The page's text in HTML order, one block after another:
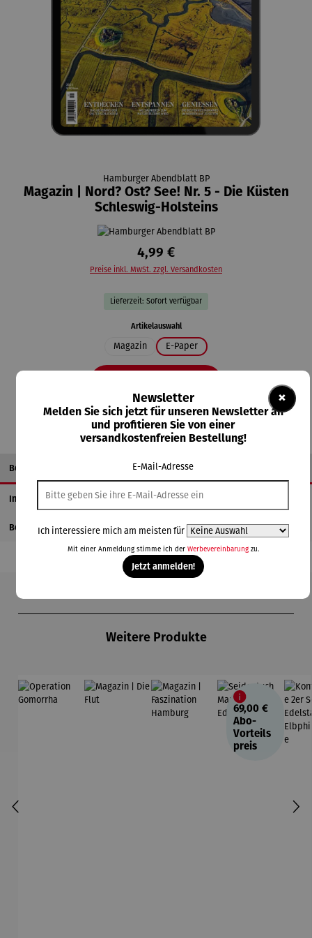
Hamburger Abendblatt BP
Magazin | Nord? Ost? See! Nr. 5 - Die Küsten
Schleswig-Holsteins
4,99 €
Preise inkl. MwSt. zzgl. Versandkosten
Lieferzeit: Sofort verfügbar
Artikelauswahlauswählen
Magazin E-Paper
Beschreibung
Informationen zum Hersteller
Bewertungen
Weitere Produkte
69,00 €
Abo-
Vorteils
preis
×
Newsletter
Melden Sie sich jetzt für unseren Newsletter an
und profitieren Sie von einer
versandkostenfreien Bestellung!
E-Mail-Adresse
Ich interessiere mich am meisten für
Mit einer Anmeldung stimme ich der Werbevereinbarungzu.
Jetzt anmelden!